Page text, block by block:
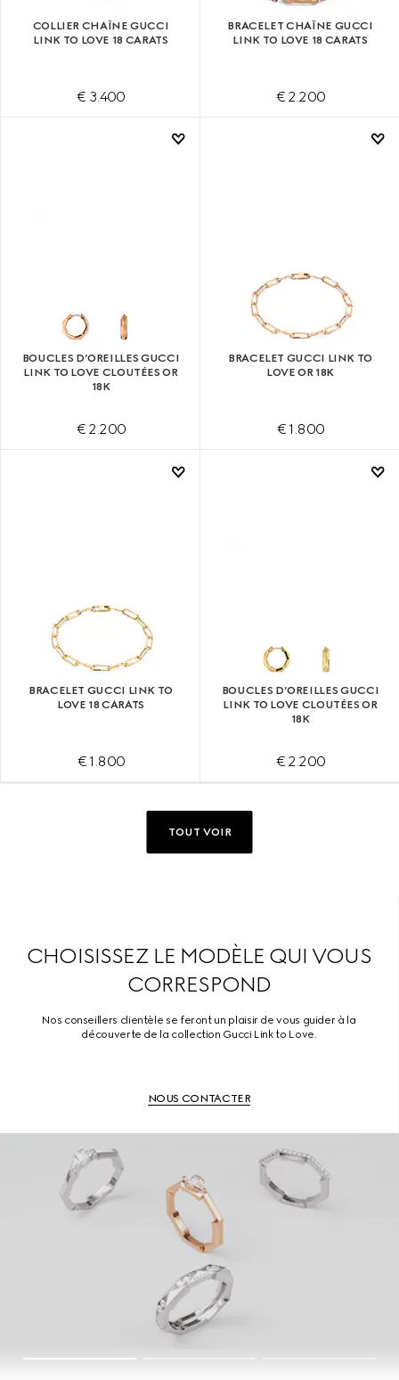
COLLIER CHAÎNE GUCCI
LINK TO LOVE 18 CARATS
€ 3.400
BRACELET CHAÎNE GUCCI
LINK TO LOVE 18 CARATS
€ 2.200
BOUCLES D’OREILLES GUCCI
LINK TO LOVE CLOUTÉES OR
18K
€ 2.200
BRACELET GUCCI LINK TO
LOVE OR 18K
€ 1.800
BRACELET GUCCI LINK TO
LOVE 18 CARATS
€ 1.800
BOUCLES D’OREILLES GUCCI
LINK TO LOVE CLOUTÉES OR
18K
€ 2.200
TOUT VOIR
CHOISISSEZ LE MODÈLE QUI VOUS
CORRESPOND
Nos conseillers clientèle se feront un plaisir de vous guider à la
découverte de la collection Gucci Link to Love.
NOUS CONTACTER